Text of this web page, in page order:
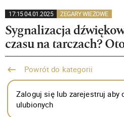
17:15 04.01.2025 ZEGARY WIEŻOWE
Sygnalizacja
czasu na tarczach?
Powrót do kategorii
Zaloguj się lub zarejestruj aby
ulubionych